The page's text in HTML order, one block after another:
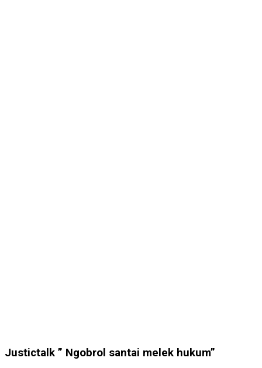
Justictalk ” Ngobrol santai melek hukum”